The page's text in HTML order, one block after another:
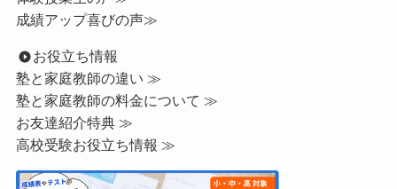
成績アップ喜びの声≫
お役立ち情報
塾と家庭教師の違い ≫
塾と家庭教師の料金について ≫
お友達紹介特典 ≫
高校受験お役立ち情報 ≫